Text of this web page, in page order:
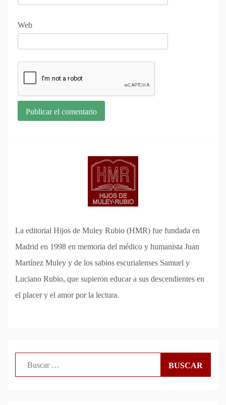
Web
La editorial Hijos de Muley Rubio (HMR) fue fundada en
Madrid en 1998 en memoria del médico y humanista Juan
Martínez Muley y de los sabios escurialenses Samuel y
Luciano Rubio, que supieron educar a sus descendientes en
el placer y el amor por la lectura.